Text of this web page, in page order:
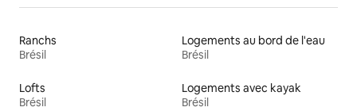
Ranchs
Brésil
Logements au bord de l'eau
Brésil
Lofts
Brésil
Logements avec kayak
Brésil